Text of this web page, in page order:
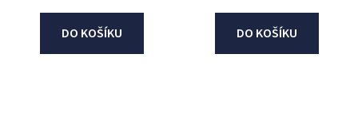
DO KOŠÍKU DO KOŠÍKU